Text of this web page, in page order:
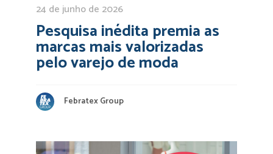
24 de junho de 2026
Pesquisa inédita premia as
marcas mais valorizadas
pelo varejo de moda
Febratex Group